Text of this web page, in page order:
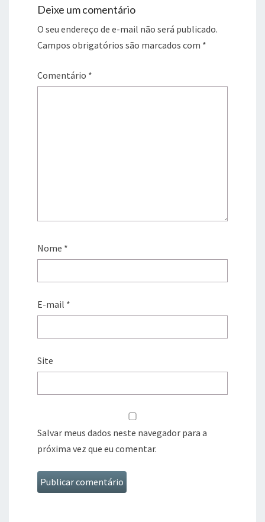
Deixe um comentário
O seu endereço de e-mail não será publicado.
Campos obrigatórios são marcados com *
Comentário *
Nome *
E-mail *
Site
Salvar meus dados neste navegador para a
próxima vez que eu comentar.